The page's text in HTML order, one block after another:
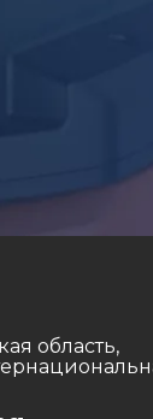
область,